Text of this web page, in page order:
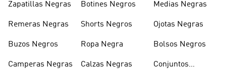
Zapatillas Negras
Remeras Negras
Buzos Negros
Camperas Negras
Botines Negros
Shorts Negros
Ropa Negra
Calzas Negras
Medias Negras
Ojotas Negras
Bolsos Negros
Conjuntos